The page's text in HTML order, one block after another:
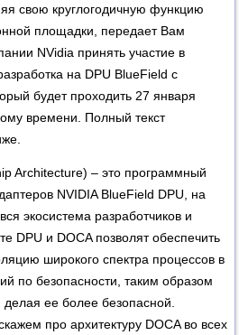
свою круглогодичную функцию
площадки, передает Вам
NVidia принять участие в
на DPU BlueField с
будет проходить 27 января
времени. Полный текст
Architecture) – это программный
NVIDIA BlueField DPU, на
экосистема разработчиков и
DPU и DOCA позволят обеспечить
широкого спектра процессов в
по безопасности, таким образом
ее более безопасной.
про архитектуру DOCA во всех